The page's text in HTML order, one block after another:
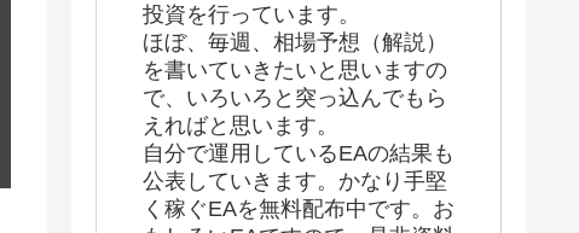
投資を行っています。
ほぼ、毎週、相場予想（解説）
を書いていきたいと思いますの
で、いろいろと突っ込んでもら
えればと思います。
自分で運用しているEAの結果も
公表していきます。かなり手堅
く稼ぐEAを無料配布中です。お